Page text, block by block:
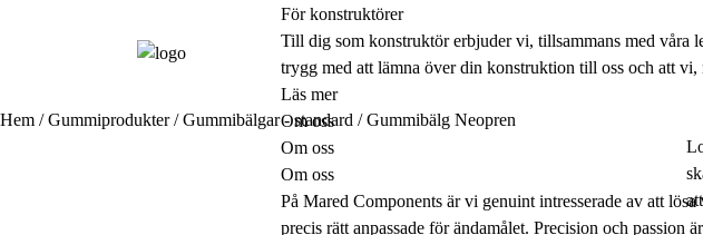
För konstruktörer
Till dig som konstruktör erbjuder vi, tillsammans med våra
trygg med att lämna över din konstruktion till oss och att
Läs mer
Om oss
Om oss
Om oss
På Mared Components är vi genuint intresserade av att
precis rätt anpassade för ändamålet. Precision och passion
Hem /Gummiprodukter/Gummibälgar - standard / Gummibälg Neopren